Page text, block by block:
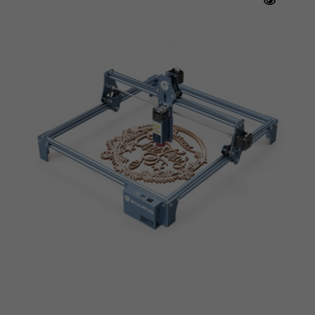
modo stabile a una velocità elevata di 30.000
Per rendere la macchina più bella e la struttura
più stabile, Atomstack S40Pro adotta una
soluzione di fascio di fili a catena di serbatoio
che non si trova in altri modelli. Il fascio di fili
scorre senza impigliarsi e la durata dei fili è
migliorata.
Kit di assistenza pneumatica con
interruttore automatico
L'assistenza pneumatica ad alto flusso
standard di F30 Pro può attivare la modalità